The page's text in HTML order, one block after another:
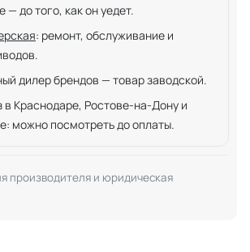
— до того, как он уедет.
: ремонт, обслуживание и
дилер брендов — товар заводской.
Краснодаре, Ростове-на-Дону и
можно посмотреть до оплаты.
производителя и юридическая